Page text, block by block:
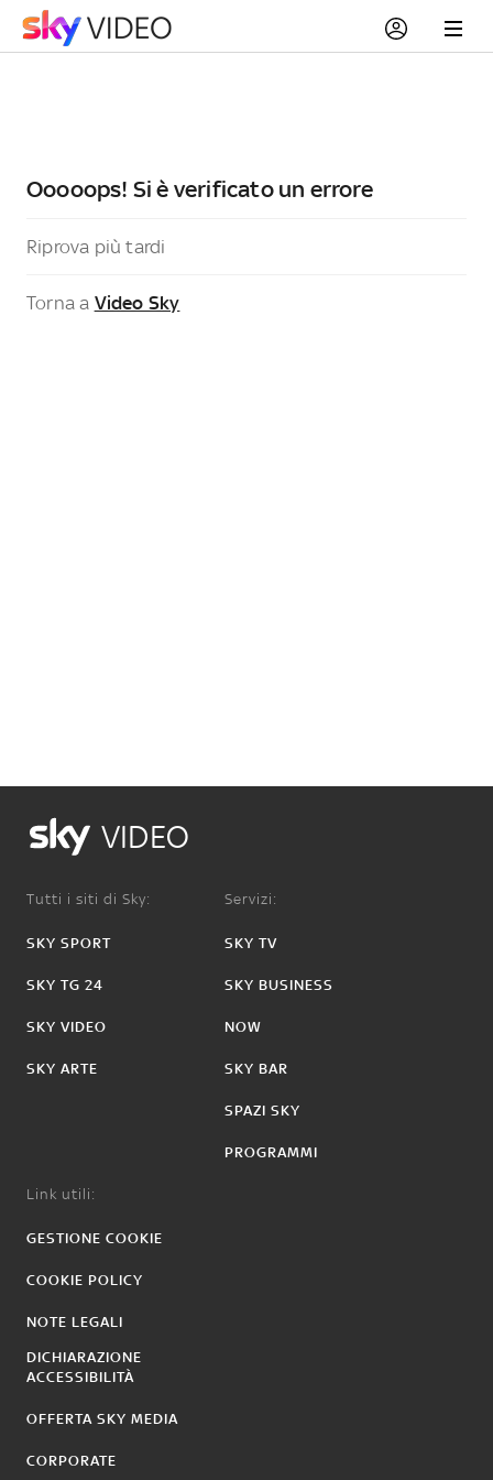
Ooooops! Si è verificato un errore
Riprova più tardi
Torna a Video Sky
VIDEO
Tutti i siti di Sky:
SKY SPORT
SKY TG 24
SKY VIDEO
SKY ARTE
Servizi:
SKY TV
SKY BUSINESS
NOW
SKY BAR
SPAZI SKY
PROGRAMMI
Link utili:
GESTIONE COOKIE
COOKIE POLICY
NOTE LEGALI
DICHIARAZIONE
ACCESSIBILITÀ
OFFERTA SKY MEDIA
CORPORATE